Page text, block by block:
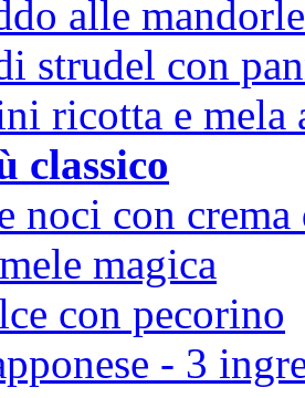
alle mandorle
strudel con
ricotta e mela
classico
noci con crema
magica
con pecorino
- 3